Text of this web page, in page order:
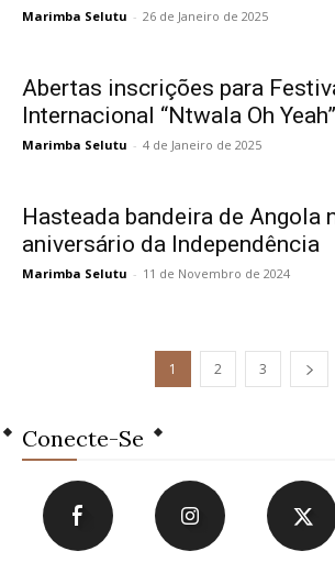
Marimba Selutu - 26 de Janeiro de 2025
Abertas inscrições para
Internacional “Ntwala Oh
Marimba Selutu - 4 de Janeiro de 2025
Hasteada bandeira de Angola
aniversário da Independência
Marimba Selutu - 11 de Novembro de 2024
1 2 3
Conecte-Se